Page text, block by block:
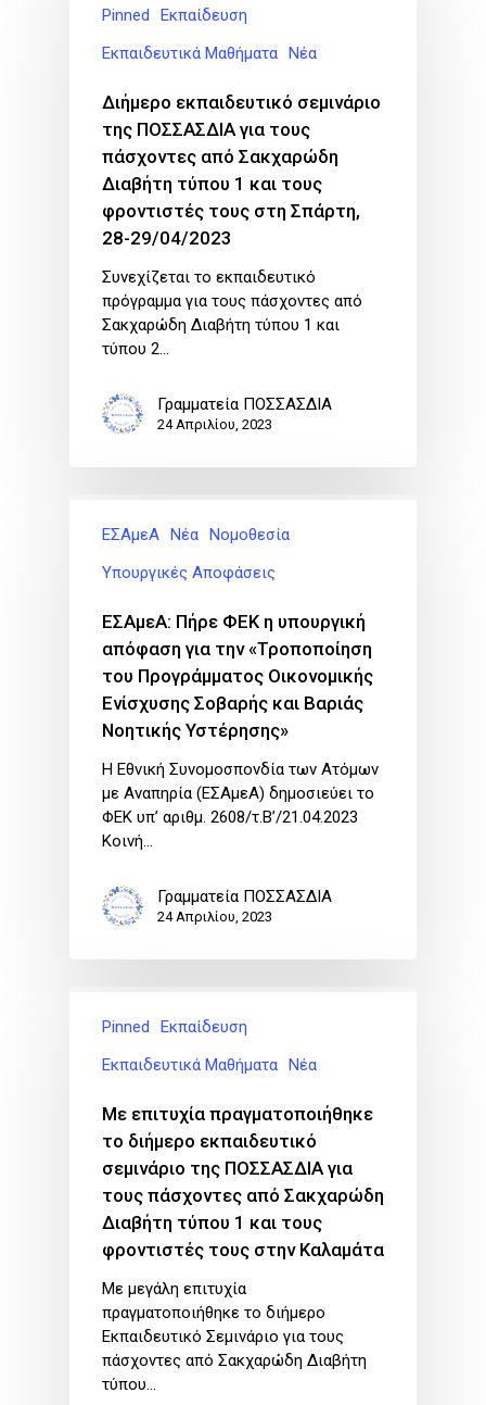
Pinned
Εκπαίδευση
Εκπαιδευτικά Μαθήματα
Νέα
Διήμερο εκπαιδευτικό σεμινάριο
της ΠΟΣΣΑΣΔΙΑ για τους
πάσχοντες από Σακχαρώδη
Διαβήτη τύπου 1 και τους
φροντιστές τους στη Σπάρτη,
28-29/04/2023
Συνεχίζεται το εκπαιδευτικό
πρόγραμμα για τους πάσχοντες από
Σακχαρώδη Διαβήτη τύπου 1 και
τύπου 2…
Γραμματεία ΠΟΣΣΑΣΔΙΑ
24 Απριλίου, 2023
ΕΣΑμεΑ Νέα
Νομοθεσία
Υπουργικές Αποφάσεις
ΕΣΑμεΑ: Πήρε ΦΕΚ η υπουργική
απόφαση για την «Τροποποίηση
του Προγράμματος Οικονομικής
Ενίσχυσης Σοβαρής και Βαριάς
Νοητικής Υστέρησης»
Η Εθνική Συνομοσπονδία των Ατόμων
με Αναπηρία (ΕΣΑμεΑ) δημοσιεύει το
ΦΕΚ υπ’ αριθμ. 2608/τ.Β’/21.04.2023
Κοινή…
Γραμματεία ΠΟΣΣΑΣΔΙΑ
24 Απριλίου, 2023
Pinned
Εκπαίδευση
Εκπαιδευτικά Μαθήματα
Νέα
Με επιτυχία πραγματοποιήθηκε
το διήμερο εκπαιδευτικό
σεμινάριο της ΠΟΣΣΑΣΔΙΑ για
τους πάσχοντες από Σακχαρώδη
Διαβήτη τύπου 1 και τους
φροντιστές τους στην Καλαμάτα
Με μεγάλη επιτυχία
πραγματοποιήθηκε το διήμερο
Eκπαιδευτικό Σεμινάριο για τους
πάσχοντες από Σακχαρώδη Διαβήτη
τύπου…